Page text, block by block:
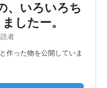
、いろいろち
したー。
者
作った物を公開していま